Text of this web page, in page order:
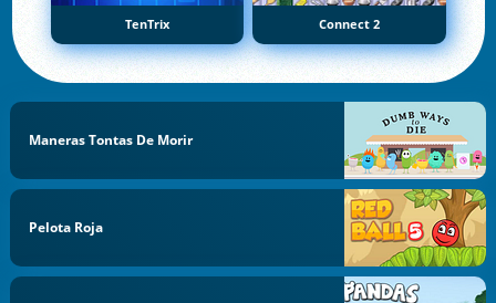
TenTrix Connect 2
Maneras Tontas De Morir
Pelota Roja